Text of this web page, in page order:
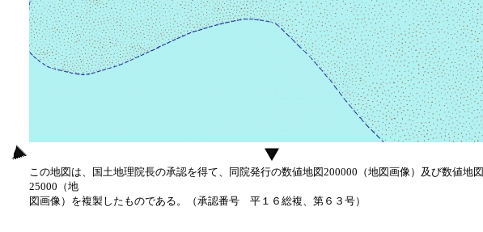
この地図は、国土地理院長の承認を得て、同院発行の数値地図200000（地図画像）及び数値地図
25000（地
図画像）を複製したものである。（承認番号 平１６総複、第６３号）